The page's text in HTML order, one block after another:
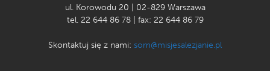
ul. Korowodu 20 | 02-829 Warszawa
tel. 22 644 86 78 | fax: 22 644 86 79
Skontaktuj się z nami: som@misjesalezjanie.pl